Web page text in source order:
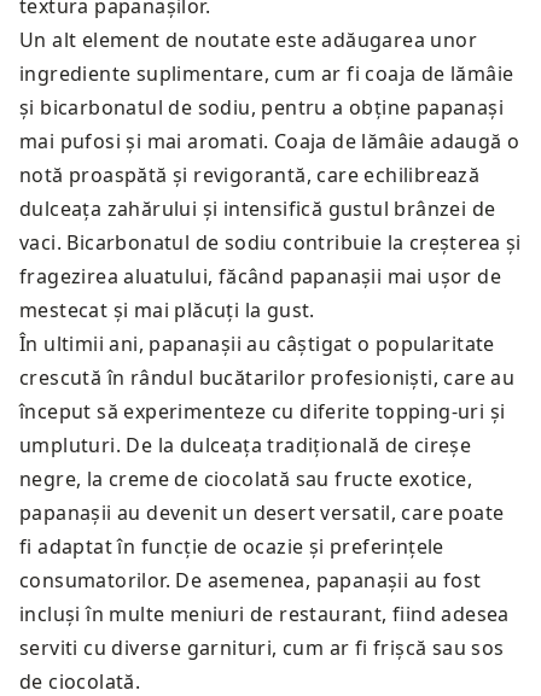
textura papanașilor.
Un alt element de noutate este adăugarea unor
ingrediente suplimentare, cum ar fi coaja de lămâie
și bicarbonatul de sodiu, pentru a obține papanași
mai pufosi și mai aromati. Coaja de lămâie adaugă o
notă proaspătă și revigorantă, care echilibrează
dulceața zahărului și intensifică gustul brânzei de
vaci. Bicarbonatul de sodiu contribuie la creșterea și
fragezirea aluatului, făcând papanașii mai ușor de
mestecat și mai plăcuți la gust.
În ultimii ani, papanașii au câștigat o popularitate
crescută în rândul bucătarilor profesioniști, care au
început să experimenteze cu diferite topping-uri și
umpluturi. De la dulceața tradițională de cireșe
negre, la creme de ciocolată sau fructe exotice,
papanașii au devenit un desert versatil, care poate
fi adaptat în funcție de ocazie și preferințele
consumatorilor. De asemenea, papanașii au fost
incluși în multe meniuri de restaurant, fiind adesea
serviti cu diverse garnituri, cum ar fi frișcă sau sos
de ciocolată.